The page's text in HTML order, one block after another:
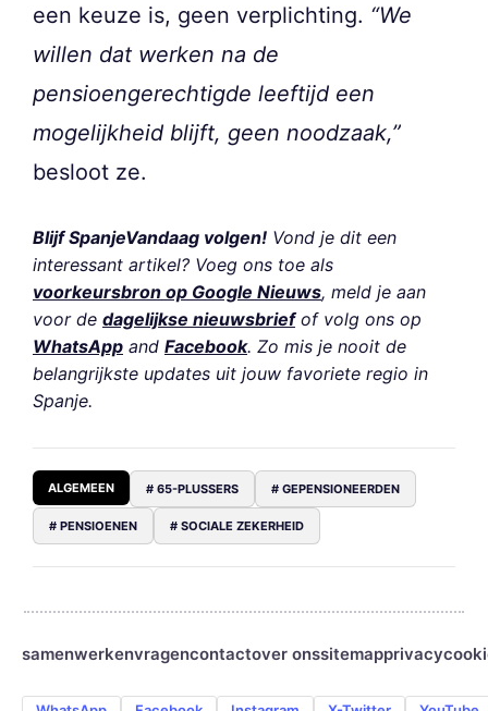
een keuze is, geen verplichting. “We
willen dat werken na de
pensioengerechtigde leeftijd een
mogelijkheid blijft, geen noodzaak,”
besloot ze.
Blijf SpanjeVandaag volgen! Vond je dit een
interessant artikel? Voeg ons toe als
voorkeursbron op Google Nieuws, meld je aan
voor de dagelijkse nieuwsbriefof volg ons op
WhatsApp and Facebook. Zo mis je nooit de
belangrijkste updates uit jouw favoriete regio in
Spanje.
ALGEMEEN # 65-PLUSSERS # GEPENSIONEERDEN
# PENSIOENEN # SOCIALE ZEKERHEID
samenwerkenvragencontactover onssitemapprivacy